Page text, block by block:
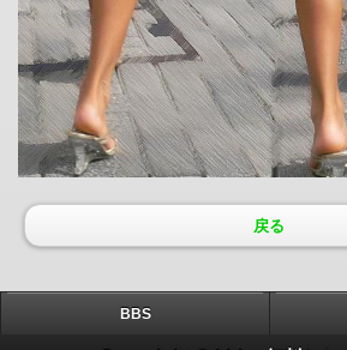
戻る
BBS